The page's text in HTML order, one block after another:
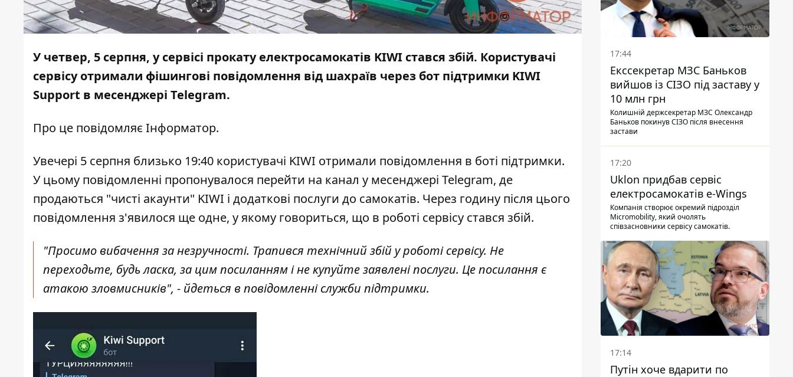
У четвер, 5 серпня, у сервісі прокату електросамокатів KIWI стався збій. Користувачі
сервісу отримали фішингові повідомлення від шахраїв через бот підтримки KIWI
Support в месенджері Telegram.
Про це повідомляє Інформатор.
Увечері 5 серпня близько 19:40 користувачі KIWI отримали повідомлення в боті підтримки.
У цьому повідомленні пропонувалося перейти на канал у месенджері Telegram, де
продаються "чисті акаунти" KIWI і додаткові послуги до самокатів. Через годину після цього
повідомлення з'явилося ще одне, у якому говориться, що в роботі сервісу стався збій.
"Просимо вибачення за незручності. Трапився технічний збій у роботі сервісу. Не
переходьте, будь ласка, за цим посиланням і не купуйте заявлені послуги. Це посилання є
атакою зловмисників", - йдеться в повідомленні служби підтримки.
17:44
Екссекретар МЗС Баньков
вийшов із СІЗО під заставу у
10 млн грн
Колишній держсекретар МЗС Олександр
Баньков покинув СІЗО після внесення
застави
17:20
Uklon придбав сервіс
електросамокатів e-Wings
Компанія створює окремий підрозділ
Micromobility, який очолять
співзасновники сервісу самокатів.
17:14
Путін хоче вдарити по